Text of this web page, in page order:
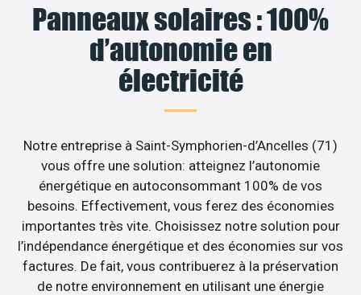
Panneaux solaires : 100%
d’autonomie en
électricité
Notre entreprise à Saint-Symphorien-d’Ancelles (71)
vous offre une solution: atteignez l’autonomie
énergétique en autoconsommant 100% de vos
besoins. Effectivement, vous ferez des économies
importantes très vite. Choisissez notre solution pour
l’indépendance énergétique et des économies sur vos
factures. De fait, vous contribuerez à la préservation
de notre environnement en utilisant une énergie